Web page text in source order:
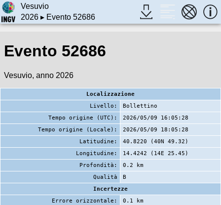
Vesuvio
2026▸ Evento 52686
Evento 52686
Vesuvio, anno 2026
Localizzazione
Livello:
Bollettino
Tempo origine (UTC):
2026/05/09 16:05:28
Tempo origine (Locale):
2026/05/09 18:05:28
Latitudine:
40.8220 (40N 49.32)
Longitudine:
14.4242 (14E 25.45)
Profondità:
0.2 km
Qualità
B
Incertezze
Errore orizzontale:
0.1 km